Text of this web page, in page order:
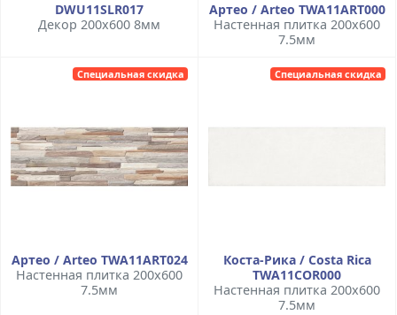
DWU11SLR017
Декор 200x600 8мм
Артео / Arteo TWA11ART000
Настенная плитка 200x600
7.5мм
Специальная скидка
Артео / Arteo TWA11ART024
Настенная плитка 200x600
7.5мм
Специальная скидка
Коста-Рика / Costa Rica
TWA11COR000
Настенная плитка 200x600
7.5мм